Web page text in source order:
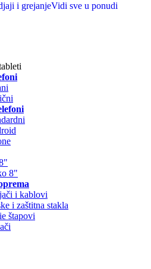
i grejanjeVidi sve u ponudi
8"
i kablovi
i zaštitna stakla
štapovi